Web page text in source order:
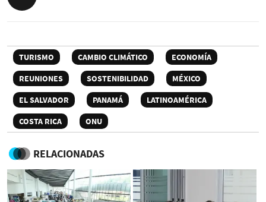
TURISMO CAMBIO CLIMÁTICO
ECONOMÍA
REUNIONES
SOSTENIBILIDAD
MÉXICO
EL SALVADOR
PANAMÁ
LATINOAMÉRICA
COSTA RICA
ONU
RELACIONADAS